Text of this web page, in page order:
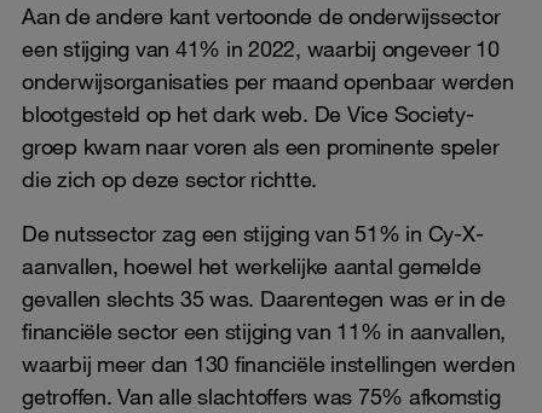
Aan de andere kant vertoonde de onderwijssector
een stijging van 41% in 2022, waarbij ongeveer 10
onderwijsorganisaties per maand openbaar werden
blootgesteld op het dark web. De Vice Society-
groep kwam naar voren als een prominente speler
die zich op deze sector richtte.
De nutssector zag een stijging van 51% in Cy-X-
aanvallen, hoewel het werkelijke aantal gemelde
gevallen slechts 35 was. Daarentegen was er in de
financiële sector een stijging van 11% in aanvallen,
waarbij meer dan 130 financiële instellingen werden
getroffen. Van alle slachtoffers was 75% afkomstig